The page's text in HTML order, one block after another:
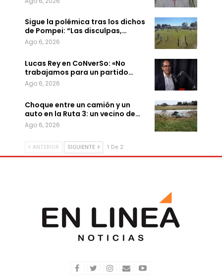
Sigue la polémica tras los dichos
de Pompei: “Las disculpas,…
Ago 6, 2026
Lucas Rey en CoNverSo: «No
trabajamos para un partido…
Ago 6, 2026
Choque entre un camión y un
auto en la Ruta 3: un vecino de…
Ago 6, 2026
ANTERIOR SIGUIENTE 1 De 2